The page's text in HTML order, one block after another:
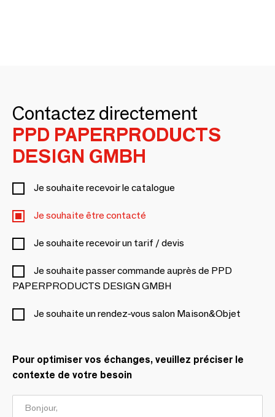
Contactez directement
PPD PAPERPRODUCTS
DESIGN GMBH
Je souhaite recevoir le catalogue
Je souhaite être contacté
Je souhaite recevoir un tarif / devis
Je souhaite passer commande auprès de PPD
PAPERPRODUCTS DESIGN GMBH
Je souhaite un rendez-vous salon Maison&Objet
Pour optimiser vos échanges, veuillez préciser le
contexte de votre besoin